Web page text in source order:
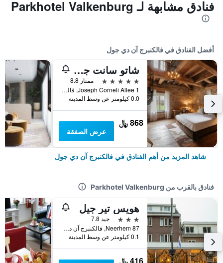
فنادق مشابهة لـ Parkhotel Valkenburg
أفضل الفنادق في فالكنبرج آن دي جول
شاتو سانت جيرلاش
5 نجوم
ممتاز 8.8
Joseph Corneli Allee 1, فالكنبرج آن دي جول, مقاطعة ليمبورغ, هولندا
0.0 كيلومتر عن وسط المدينة
868 ﷼
عرض الصفقة
شاهد المزيد من أهم الفنادق في فالكنبرج آن دي جول
فنادق بالقرب من Parkhotel Valkenburg
هويس تير جيل
3 نجوم
جيد 7.8
Neerhem 87, فالكنبرج آن دي جول, مقاطعة ليمبورغ, هولندا
0.1 كيلومتر عن وسط المدينة